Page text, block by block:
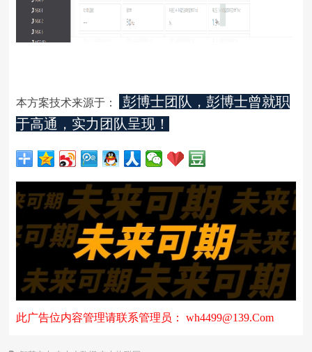
本方案技术来源于：
彭博士团队，彭博士曾就职
于高通，实力团队呈现！
此广告位内容管理请联系管理员： wh4499@139.Com